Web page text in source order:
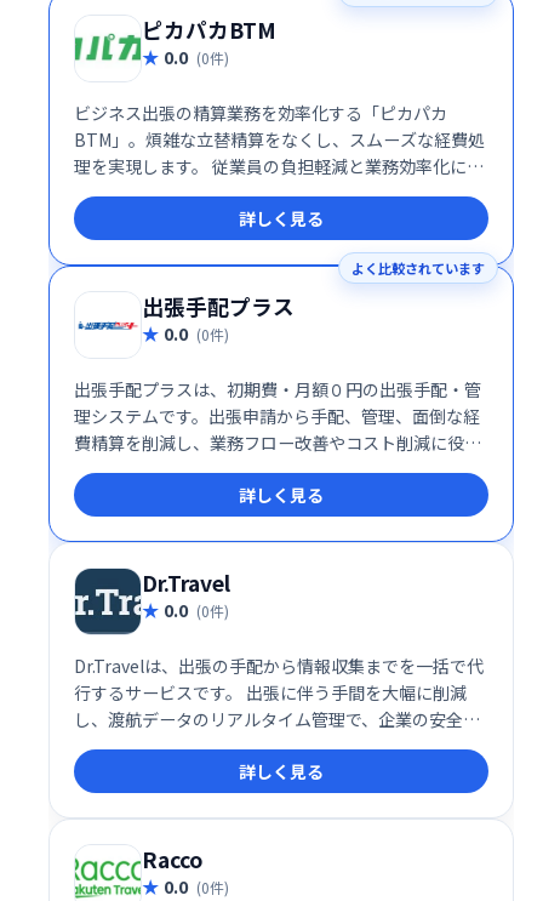
ピカパカBTM
0.0 (0件)
ビジネス出張の精算業務を効率化する「ピカパカ
BTM」。煩雑な立替精算をなくし、スムーズな経費処
理を実現します。 従業員の負担軽減と業務効率化に貢
献し、企業の生産性向上をサポートします。
詳しく見る
よく比較されています
出張手配プラス
0.0 (0件)
出張手配プラスは、初期費・月額０円の出張手配・管
理システムです。出張申請から手配、管理、面倒な経
費精算を削減し、業務フロー改善やコスト削減に役立
つサービスです。国内出張・海外出張どちらも一括手
配が可能。
詳しく見る
Dr.Travel
0.0 (0件)
Dr.Travelは、出張の手配から情報収集までを一括で代
行するサービスです。 出張に伴う手間を大幅に削減
し、渡航データのリアルタイム管理で、企業の安全管
理とガバナンス強化を実現します。 効率的な出張管理
で、業務の生産性向上に貢献します。
詳しく見る
Racco
0.0 (0件)